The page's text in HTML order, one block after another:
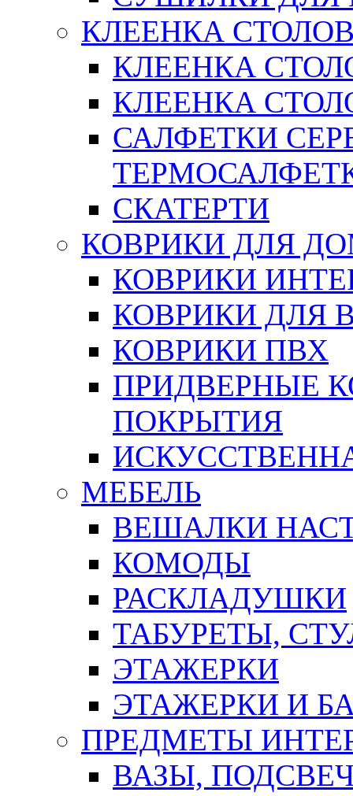
КЛЕЕНКА
КЛЕЕНКА
КЛЕЕНКА
САЛФЕТКИ
СКАТЕРТИ
КОВРИКИ ДЛЯ
КОВРИКИ
КОВРИКИ ДЛЯ
КОВРИКИ ПВХ
ПРИДВЕРНЫЕ
ПОКРЫТИЯ
МЕБЕЛЬ
ВЕШАЛКИ
КОМОДЫ
РАСКЛАДУШКИ
ТАБУРЕТЫ,
ЭТАЖЕРКИ
ЭТАЖЕРКИ И
ПРЕДМЕТЫ
ВАЗЫ,